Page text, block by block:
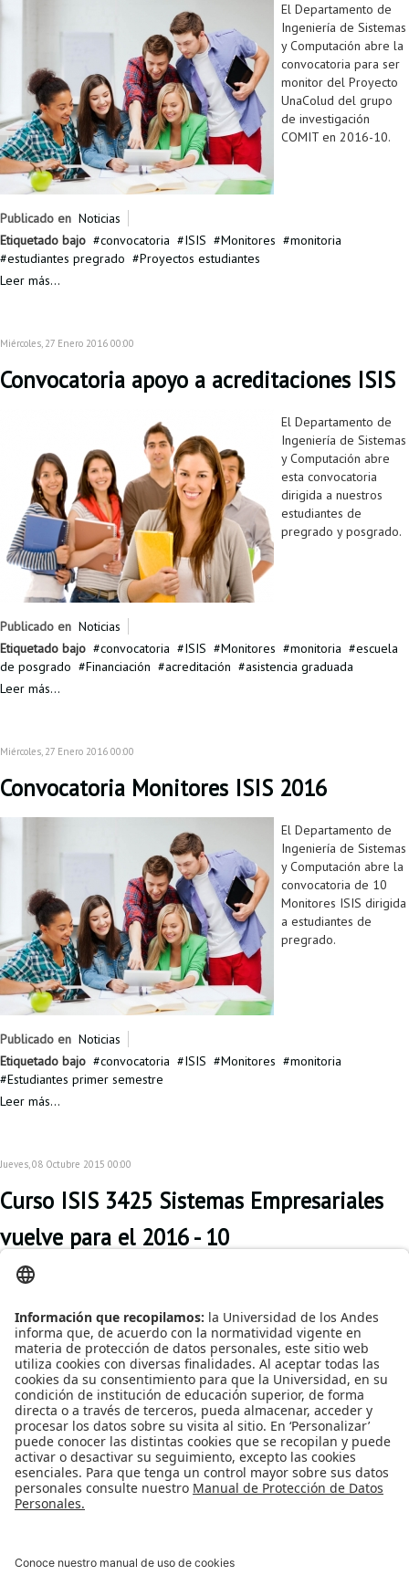
El Departamento de
Ingeniería de Sistemas
y Computación abre la
convocatoria para ser
monitor del Proyecto
UnaColud del grupo
de investigación
COMIT en 2016-10.
Publicado en Noticias
Etiquetado bajo
convocatoria ISIS Monitores
monitoria
estudiantes pregrado
Proyectos estudiantes
Leer más...
Miércoles, 27 Enero 2016 00:00
Convocatoria apoyo a acreditaciones ISIS
El Departamento de
Ingeniería de Sistemas
y Computación abre
esta convocatoria
dirigida a nuestros
estudiantes de
pregrado y posgrado.
Publicado en Noticias
Etiquetado bajo
convocatoria ISIS Monitores monitoria
escuela
de posgrado
Financiación acreditación
asistencia graduada
Leer más...
Miércoles, 27 Enero 2016 00:00
Convocatoria Monitores ISIS 2016
El Departamento de
Ingeniería de Sistemas
y Computación abre la
convocatoria de 10
Monitores ISIS dirigida
a estudiantes de
pregrado.
Publicado en Noticias
Etiquetado bajo
convocatoria ISIS Monitores
monitoria
Estudiantes primer semestre
Leer más...
Jueves, 08 Octubre 2015 00:00
Curso ISIS 3425 Sistemas Empresariales
vuelve para el 2016 - 10
ISIS 3425 Sistemas
Empresariales, en el
espacio que compartió
con el curso ISIS 3710
Programación con
Tecnologías Web en el
semestre 2015 – 20.
Publicado en
Noticias
Etiquetado bajo
cursos pregrado sistemas empresariales
oferta de
cursos
pregrado